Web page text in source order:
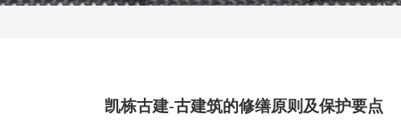
凯栋古建-古建筑的修缮原则及保护要点